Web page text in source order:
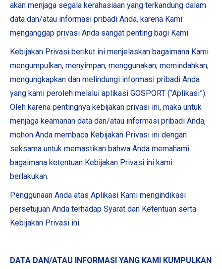
akan menjaga segala kerahasiaan yang terkandung dalam
data dan/atau informasi pribadi Anda, karena Kami
menganggap privasi Anda sangat penting bagi Kami.
Kebijakan Privasi berikut ini menjelaskan bagaimana Kami
mengumpulkan, menyimpan, menggunakan, memindahkan,
mengungkapkan dan melindungi informasi pribadi Anda
yang kami peroleh melalui aplikasi GOSPORT (“Aplikasi”).
Oleh karena pentingnya kebijakan privasi ini, maka untuk
menjaga keamanan data dan/atau informasi pribadi Anda,
mohon Anda membaca Kebijakan Privasi ini dengan
seksama untuk memastikan bahwa Anda memahami
bagaimana ketentuan Kebijakan Privasi ini kami
berlakukan.
Penggunaan Anda atas Aplikasi Kami mengindikasi
persetujuan Anda terhadap Syarat dan Ketentuan serta
Kebijakan Privasi ini.
DATA DAN/ATAU INFORMASI YANG KAMI KUMPULKAN